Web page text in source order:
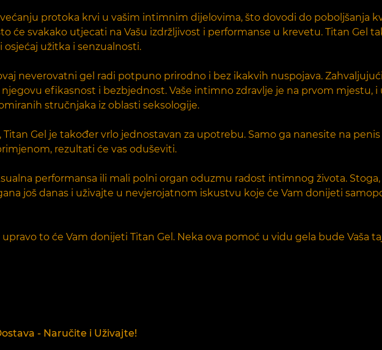
protoka krvi u vašim intimnim dijelovima, što dovodi do poboljšanja
će svakako utjecati na Vašu izdržljivost i performanse u krevetu. Titan Gel
užitka i senzualnosti.
neverovatni gel radi potpuno prirodno i bez ikakvih nuspojava.
efikasnost i bezbjednost. Vaše intimno zdravlje je na prvom mjestu, i
stručnjaka iz oblasti seksologije.
Gel je također vrlo jednostavan za upotrebu. Samo ga nanesite na
rezultati će vas oduševiti.
performansa ili mali polni organ oduzmu radost intimnog života.
još danas i uživajte u nevjerojatnom iskustvu koje će Vam donijeti
to će Vam donijeti Titan Gel. Neka ova pomoć u vidu gela bude Vaša
- Naručite i Uživajte!